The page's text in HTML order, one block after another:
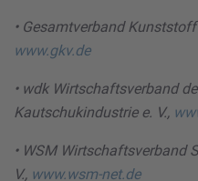
• Gesamtverband
www.gkv.de
• wdk Wirtschaftsverband
Kautschukindustrie e. V.,
• WSM Wirtschaftsverband
V., www.wsm-net.de